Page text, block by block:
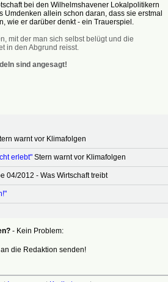
bei den Wilhelmshavener Lokalpolitikern
Umdenken allein schon daran, dass sie erstmal
wie er darüber denkt - ein Trauerspiel.
mit der man sich selbst belügt und die
in den Abgrund reisst.
sind angesagt!
warnt vor Klimafolgen
erlebt"Stern warnt vor Klimafolgen
04/2012 - Was Wirtschaft treibt
- Kein Problem:
die Redaktion senden!